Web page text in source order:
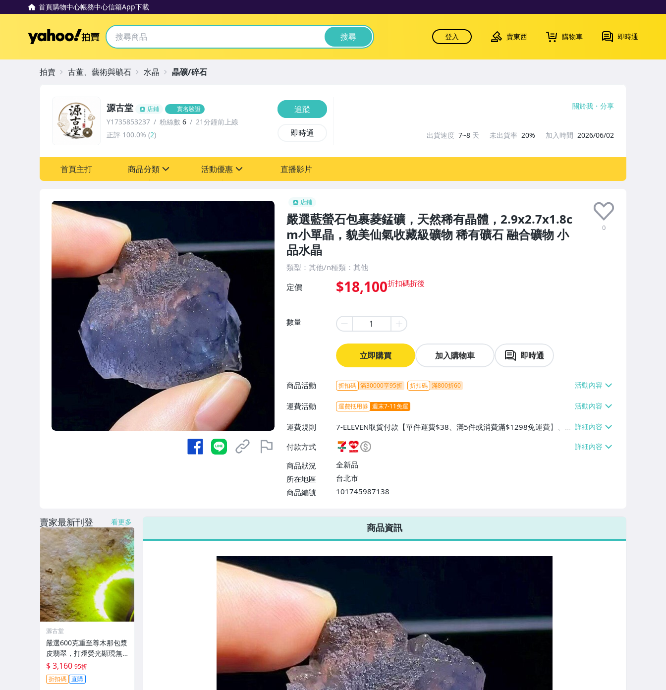
首頁購物中心帳務中心信箱App下載
Yahoo拍賣 搜尋 登入 賣東西 購物車 即時通
店鋪
嚴選藍螢石包裹菱錳礦，天然稀有晶體，2.9x2.7x1.8c
m小單晶，貌美仙氣收藏級礦物 稀有礦石 融合礦物 小
品水晶
0
類型：其他/n種類：其他
定價 $18,100
數量
立即購買 加入購物車 即時通
商品活動 折扣碼 滿30000享95折 折扣碼 滿800折60
運費活動 運費抵用券 週末7-11免運
運費規則
7-ELEVEN取貨付款【單件運費$38、滿5件或消費滿$1298免運費】、7-
ELEVEN取貨不付款【免運費】、萊爾富取貨付款【單件運費$60、滿5件
或消費滿$1298免運費】、宅配/貨運【單件運費$120、滿5件或消費滿
$1598免運費】
付款方式
商品狀況
全新品
所在地區
台北市
商品編號
101745987138
7-ELEVEN 運費只要38元
不限金額、筆數，筆筆優惠無限次！
源古堂 店鋪 實名驗證
Y1735853237 粉絲數 6
21分鐘前上線
正評 100.0% (2)
追蹤
即時通
關於我 分享
出貨速度 7~8 天 未出貨率 20% 加入時間 2026/06/02
首頁主打 商品分類 活動優惠 直播影片
拍賣 古董、藝術與礦石 水晶 晶礦/碎石
商品資訊
賣家最新刊登 看更多
源古堂
嚴選600克重至尊木那包漿
皮翡翠，打燈熒光顯現無
比美質，肉細膩膠感佳水
頭足，原石未加工適合多
樣佩戴與雕刻，精品級收
$ 3,160 95折
折扣碼 直購